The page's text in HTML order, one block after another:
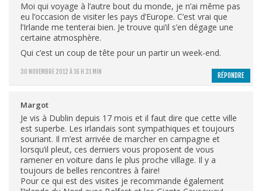
30 NOVEMBRE 2012 À 16 H 31 MIN
Moi qui voyage à l’autre bout du monde, je n’ai même pas
eu l’occasion de visiter les pays d’Europe. C’est vrai que
l’Irlande me tenterai bien. Je trouve qui’il s’en dégage une
certaine atmosphère.
Qui c’est un coup de tête pour un partir un week-end.
RÉPONDRE
Margot
Je vis à Dublin depuis 17 mois et il faut dire que cette ville
est superbe. Les irlandais sont sympathiques et toujours
souriant. Il m’est arrivée de marcher en campagne et
lorsqu’il pleut, ces derniers vous proposent de vous
ramener en voiture dans le plus proche village. Il y a
toujours de belles rencontres à faire!
Pour ce qui est des visites je recommande également